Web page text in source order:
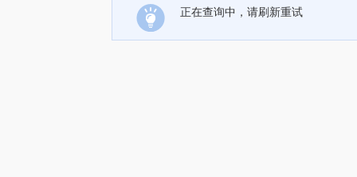
正在查询中，请刷新重试